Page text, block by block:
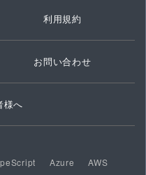
利用規約
お問い合わせ
様へ
Azure
AWS